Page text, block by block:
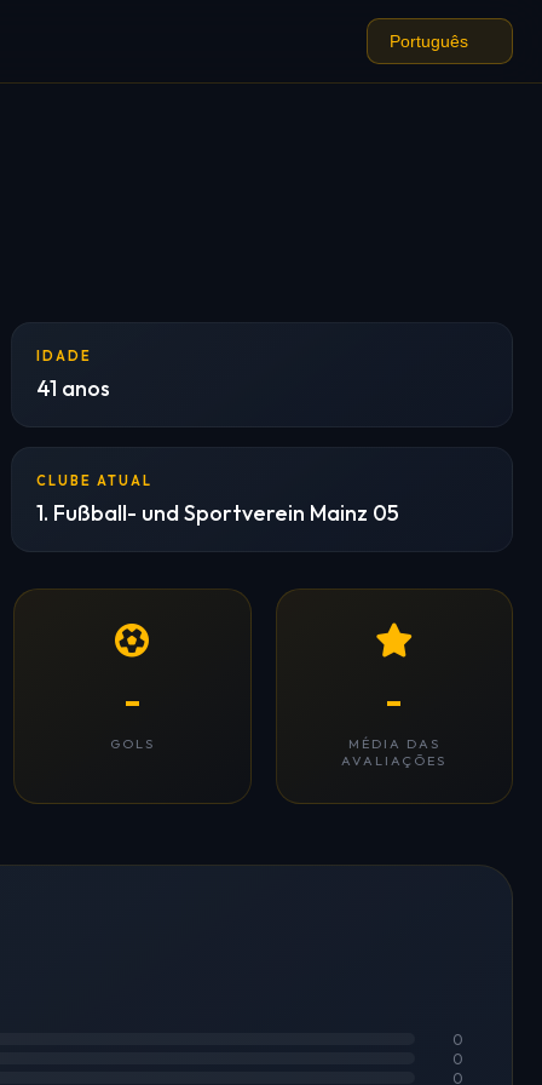
IDADE
41 anos
CLUBE ATUAL
1. Fußball- und Sportverein Mainz 05
-
GOLS
-
MÉDIA DAS
AVALIAÇÕES
0
0
0